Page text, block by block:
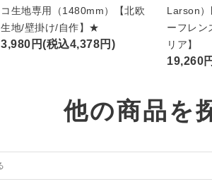
コ生地専用（1480mm）【北欧
生地/壁掛け/自作】★
3,980円(税込4,378円)
Larson
ーフレン
リア】
19,260
他の商品を